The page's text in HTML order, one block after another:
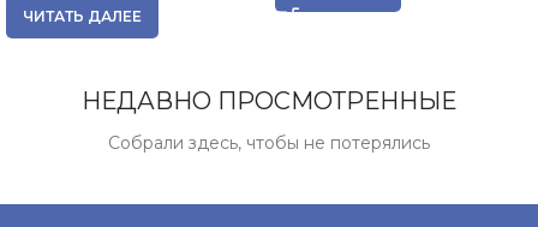
ЧИТАТЬ ДАЛЕЕ
НЕДАВНО ПРОСМОТРЕННЫЕ
Собрали здесь, чтобы не потерялись